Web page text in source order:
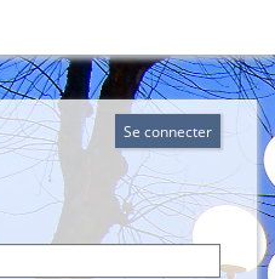
Se connecter